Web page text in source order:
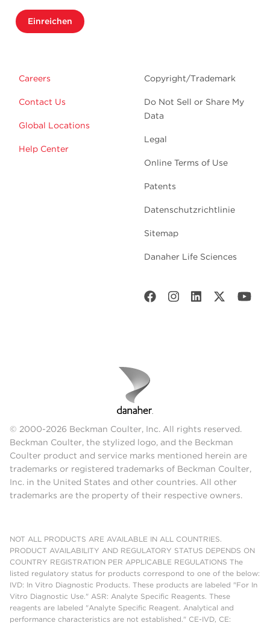
Einreichen
Careers
Contact Us
Global Locations
Help Center
Copyright/Trademark
Do Not Sell or Share My
Data
Legal
Online Terms of Use
Patents
Datenschutzrichtlinie
Sitemap
Danaher Life Sciences
© 2000-2026 Beckman Coulter, Inc. All rights reserved.
Beckman Coulter, the stylized logo, and the Beckman
Coulter product and service marks mentioned herein are
trademarks or registered trademarks of Beckman Coulter,
Inc. in the United States and other countries. All other
trademarks are the property of their respective owners.
NOT ALL PRODUCTS ARE AVAILABLE IN ALL COUNTRIES.
PRODUCT AVAILABILITY AND REGULATORY STATUS DEPENDS ON
COUNTRY REGISTRATION PER APPLICABLE REGULATIONS The
listed regulatory status for products correspond to one of the below:
IVD: In Vitro Diagnostic Products. These products are labeled "For In
Vitro Diagnostic Use." ASR: Analyte Specific Reagents. These
reagents are labeled "Analyte Specific Reagent. Analytical and
performance characteristics are not established." CE-IVD, CE: